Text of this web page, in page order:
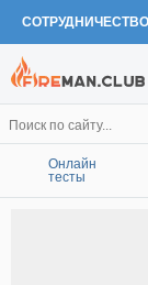
СОТРУДНИЧЕСТВО
Онлайн
тесты